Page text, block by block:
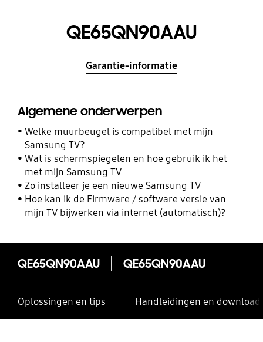
QE65QN90AAU
Garantie-informatie
Algemene onderwerpen
Welke muurbeugel is compatibel met mijn
Samsung TV?
Wat is schermspiegelen en hoe gebruik ik het
met mijn Samsung TV
Zo installeer je een nieuwe Samsung TV
Hoe kan ik de Firmware / software versie van
mijn TV bijwerken via internet (automatisch)?
QE65QN90AAU QE65QN90AAU
Oplossingen en tips Handleidingen en